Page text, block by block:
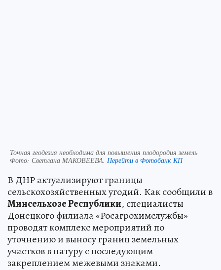
Точная геодезия необходима для повышения плодородия земель
Фото: Светлана МАКОВЕЕВА. Перейти в Фотобанк КП
В ДНР актуализируют границы
сельскохозяйственных угодий. Как сообщили в
Минсельхозе Республики, специалисты
Донецкого филиала «Росагрохимслужбы»
проводят комплекс мероприятий по
уточнению и выносу границ земельных
участков в натуру с последующим
закреплением межевыми знаками.